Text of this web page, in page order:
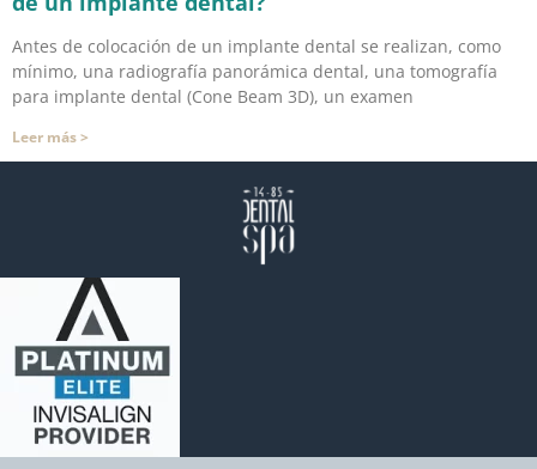
Antes de colocación de un implante dental se realizan, como
mínimo, una radiografía panorámica dental, una tomografía
para implante dental (Cone Beam 3D), un examen
Leer más >